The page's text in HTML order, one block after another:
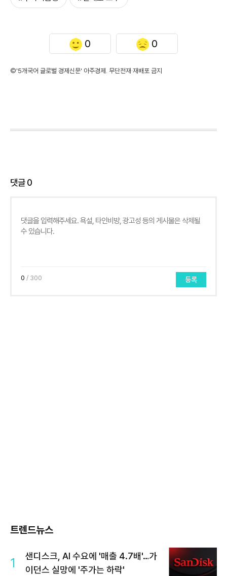
0 0
©'5개국어 글로벌 경제신문' 아주경제. 무단전재·재배포 금지
댓글0
0 / 300 등록
트렌드뉴스
1
샌디스크, AI 수요에 '매출 4.7배'…가
이던스 실망에 '주가는 하락'